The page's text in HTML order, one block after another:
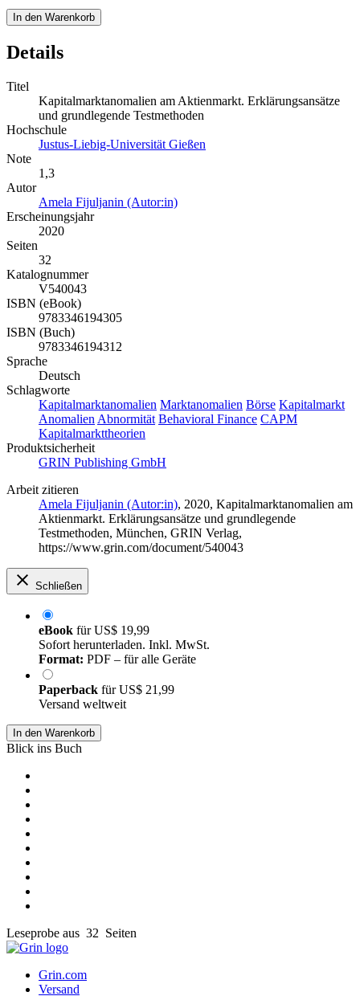
In den Warenkorb
Details
Titel
Kapitalmarktanomalien am Aktienmarkt. Erklärungsansätze
und grundlegende Testmethoden
Hochschule
Justus-Liebig-Universität Gießen
Note
1,3
Autor
Amela Fijuljanin (Autor:in)
Erscheinungsjahr
2020
Seiten
32
Katalognummer
V540043
ISBN (eBook)
9783346194305
ISBN (Buch)
9783346194312
Sprache
Deutsch
Schlagworte
Kapitalmarktanomalien Marktanomalien Börse Kapitalmarkt
Anomalien Abnormität Behavioral Finance CAPM
Kapitalmarkttheorien
Produktsicherheit
GRIN Publishing GmbH
Arbeit zitieren
Amela Fijuljanin (Autor:in), 2020, Kapitalmarktanomalien am
Aktienmarkt. Erklärungsansätze und grundlegende
Testmethoden, München, GRIN Verlag,
https://www.grin.com/document/540043
Schließen
eBook fürUS$ 19,99
Sofort herunterladen. Inkl. MwSt.
Format: PDF – für alle Geräte
Paperback fürUS$ 21,99
Versand weltweit
In den Warenkorb
Blick ins Buch
Leseprobe aus 32 Seiten
Grin.com
Versand